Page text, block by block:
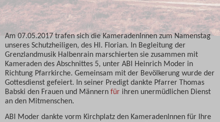
Am 07.05.2017 trafen sich die KameradenInnen zum Namenstag
unseres Schutzheiligen, des Hl. Florian. In Begleitung der
Grenzlandmusik Halbenrain marschierten sie zusammen mit
Kameraden des Abschnittes 5, unter ABI Heinrich Moder in
Richtung Pfarrkirche. Gemeinsam mit der Bevölkerung wurde der
Gottesdienst gefeiert. In seiner Predigt dankte Pfarrer Thomas
Babski den Frauen und Männern für ihren unermüdlichen Dienst
an den Mitmenschen.
ABI Moder dankte vorm Kirchplatz den KameradenInnen für Ihre